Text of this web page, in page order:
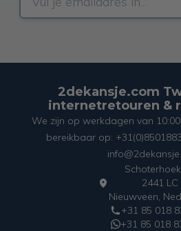
2dekansje.com
internetretouren &
We zijn op werkdagen van
bereikbaar op:
2441 LC
Nieuwveen,
+31 85 018
+31 85 018